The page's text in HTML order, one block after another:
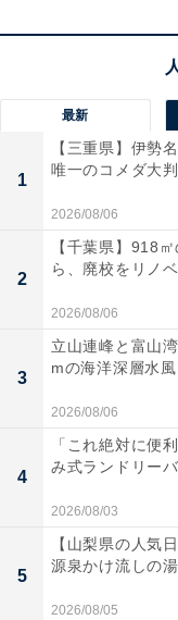
することができま
なりました」とい
の中でリフレッシ
両方楽しみたい人
楽天トラベルの
最新
1
【三重県】伊勢
唯一のコメダ大
2026/08/06
2
【千葉県】918
ら、廃校をリノ
2026/08/06
3
立山連峰と富山
mの海洋深層水
2026/08/06
4
「これ絶対に便
み式ランドリー
2026/08/03
5
【山梨県の人気
源泉かけ流しの
2026/08/05